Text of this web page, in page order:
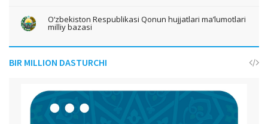
O‘zbekiston Respublikasi Qonun hujjatlari ma’lumotlari
milliy bazasi
BIR MILLION DASTURCHI